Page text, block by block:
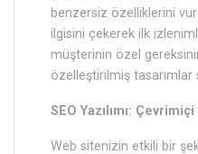
benzersiz özelliklerini
ilgisini çekerek ilk
müşterinin özel
özelleştirilmiş tasarımlar
SEO Yazılımı:
Web sitenizin etkili bir